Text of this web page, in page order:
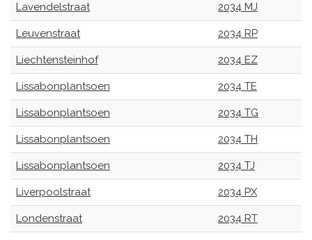
Lavendelstraat 2034 MJ
Leuvenstraat 2034 RP
Liechtensteinhof 2034 EZ
Lissabonplantsoen 2034 TE
Lissabonplantsoen 2034 TG
Lissabonplantsoen 2034 TH
Lissabonplantsoen 2034 TJ
Liverpoolstraat 2034 PX
Londenstraat 2034 RT